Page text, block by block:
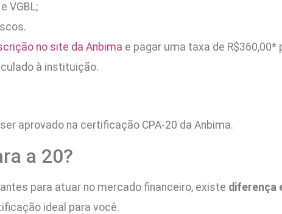
VGBL;
no site da Anbima e pagar uma taxa de
à instituição.
aprovado na certificação CPA-20 da Anbima.
a 20?
para atuar no mercado financeiro, existe diferença
ideal para você.